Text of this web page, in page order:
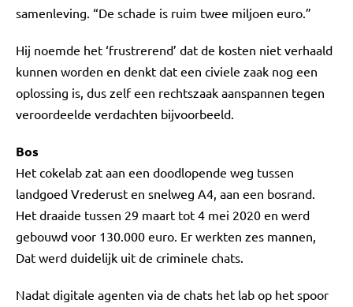
samenleving. “De schade is ruim twee miljoen euro.”
Hij noemde het ‘frustrerend’ dat de kosten niet verhaald
kunnen worden en denkt dat een civiele zaak nog een
oplossing is, dus zelf een rechtszaak aanspannen tegen
veroordeelde verdachten bijvoorbeeld.
Bos
Het cokelab zat aan een doodlopende weg tussen
landgoed Vrederust en snelweg A4, aan een bosrand.
Het draaide tussen 29 maart tot 4 mei 2020 en werd
gebouwd voor 130.000 euro. Er werkten zes mannen,
Dat werd duidelijk uit de criminele chats.
Nadat digitale agenten via de chats het lab op het spoor